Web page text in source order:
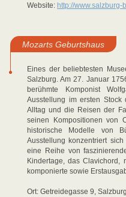
Website: http://
Mozarts Geburtshaus
Eines der beliebtesten
Salzburg. Am 27. Januar
berühmte Komponist
Ausstellung im ersten Stock
Alltag und die Reisen der
seinen Kompositionen von
historische Modelle von
Ausstellung konzentriert
eine Reihe von
Kindertage, das Clavichord,
komponierte sowie
Ort: Getreidegasse 9,